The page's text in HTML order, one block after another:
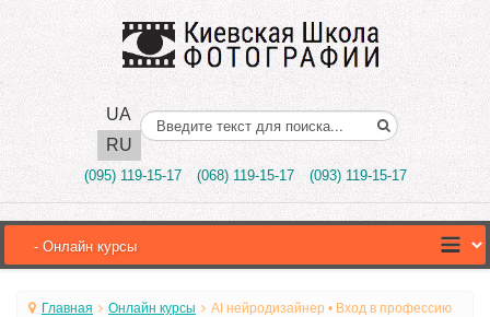
UA
RU
Поиск..
(095) 119-15-17 (068) 119-15-17 (093) 119-15-17
Главная Онлайн курсы AI нейродизайнер • Вход в профессию